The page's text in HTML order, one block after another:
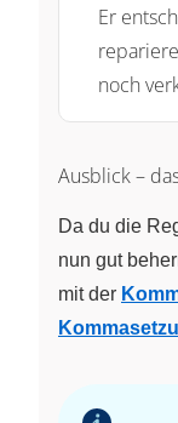
Er
noch
Ausblick –
Da du die
nun gut
mit der